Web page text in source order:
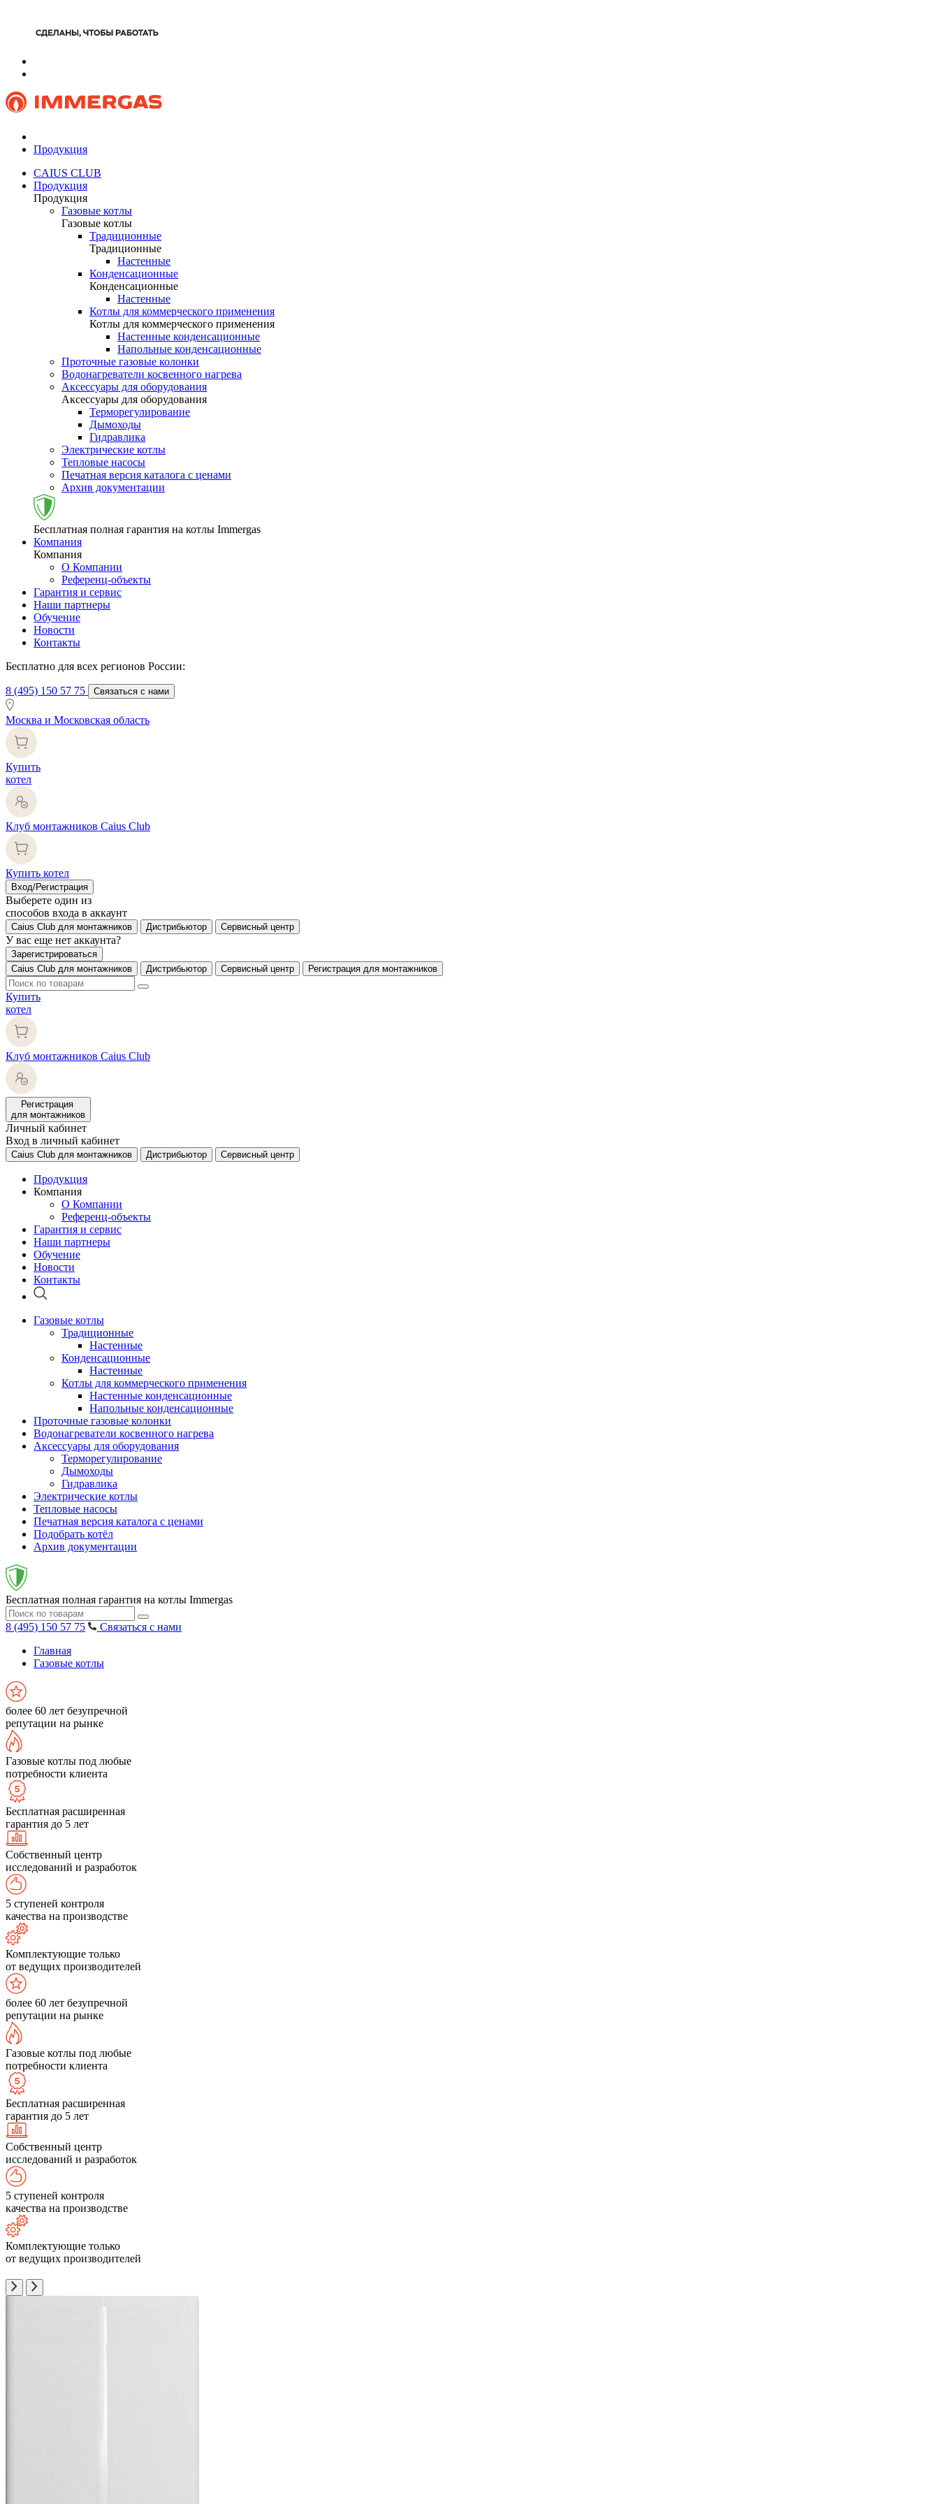
Продукция
CAIUS CLUB
Продукция
Продукция
Газовые котлы
Газовые котлы
Традиционные
Традиционные
Настенные
Конденсационные
Конденсационные
Настенные
Котлы для коммерческого применения
Котлы для коммерческого применения
Настенные конденсационные
Напольные конденсационные
Проточные газовые колонки
Водонагреватели косвенного нагрева
Аксессуары для оборудования
Аксессуары для оборудования
Терморегулирование
Дымоходы
Гидравлика
Электрические котлы
Тепловые насосы
Печатная версия каталога с ценами
Архив документации
Бесплатная полная гарантия на котлы Immergas
Компания
Компания
О Компании
Референц-объекты
Гарантия и сервис
Наши партнеры
Обучение
Новости
Контакты
Бесплатно для всех регионов России:
8 (495) 150 57 75 Связаться с нами
Москва и Московская область
Купить
котел
Клуб монтажников Caius Club
Купить котел
Вход/Регистрация
Выберете один из
способов входа в аккаунт
Caius Club для монтажников Дистрибьютор Сервисный центр
У вас еще нет аккаунта?
Зарегистрироваться
Caius Club для монтажников
Дистрибьютор Сервисный центр Регистрация для монтажников
Купить
котел
Клуб монтажников Caius Club
Регистрация
для монтажников
Личный кабинет
Вход в личный кабинет
Caius Club для монтажников Дистрибьютор Сервисный центр
Продукция
Компания
О Компании
Референц-объекты
Гарантия и сервис
Наши партнеры
Обучение
Новости
Контакты
Газовые котлы
Традиционные
Настенные
Конденсационные
Настенные
Котлы для коммерческого применения
Настенные конденсационные
Напольные конденсационные
Проточные газовые колонки
Водонагреватели косвенного нагрева
Аксессуары для оборудования
Терморегулирование
Дымоходы
Гидравлика
Электрические котлы
Тепловые насосы
Печатная версия каталога с ценами
Подобрать котёл
Архив документации
Бесплатная полная гарантия на котлы Immergas
8 (495) 150 57 75
Связаться с нами
Главная
Газовые котлы
более 60 лет безупречной
репутации на рынке
Газовые котлы под любые
потребности клиента
Бесплатная расширенная
гарантия до 5 лет
Собственный центр
исследований и разработок
5 ступеней контроля
качества на производстве
Комплектующие только
от ведущих производителей
более 60 лет безупречной
репутации на рынке
Газовые котлы под любые
потребности клиента
Бесплатная расширенная
гарантия до 5 лет
Собственный центр
исследований и разработок
5 ступеней контроля
качества на производстве
Комплектующие только
от ведущих производителей